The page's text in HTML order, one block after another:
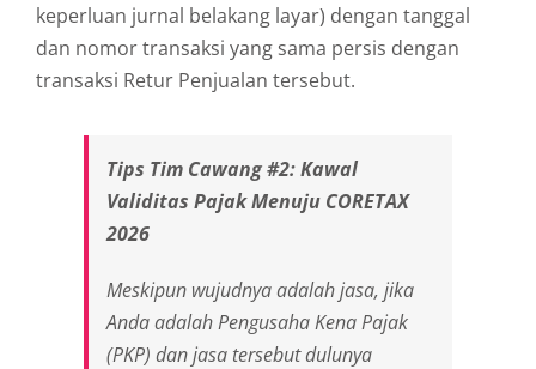
keperluan jurnal belakang layar) dengan tanggal
dan nomor transaksi yang sama persis dengan
transaksi Retur Penjualan tersebut.
Tips Tim Cawang #2: Kawal
Validitas Pajak Menuju CORETAX
2026
Meskipun wujudnya adalah jasa, jika
Anda adalah Pengusaha Kena Pajak
(PKP) dan jasa tersebut dulunya